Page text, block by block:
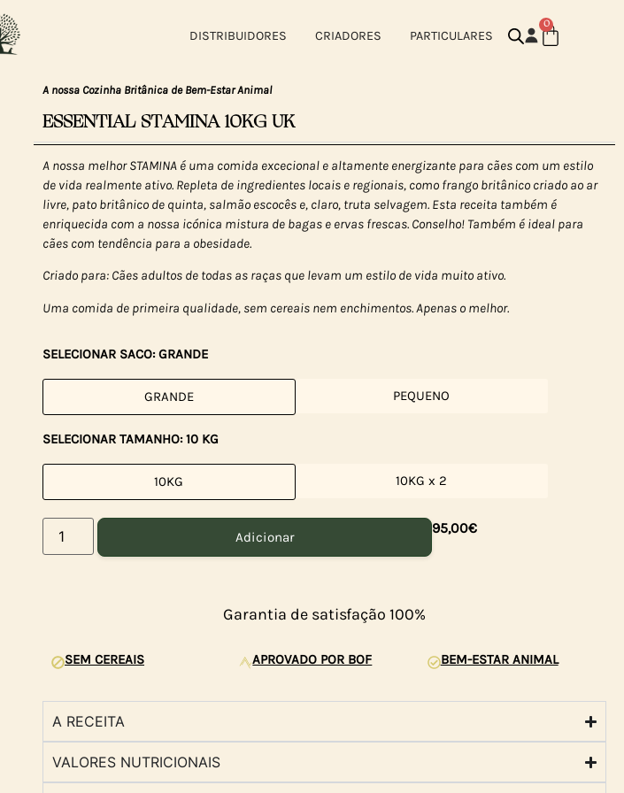
DISTRIBUIDORES CRIADORES PARTICULARES
0
A nossa Cozinha Britânica de Bem-Estar Animal
ESSENTIAL STAMINA 10KG UK
A nossa melhor STAMINA é uma comida excecional e altamente energizante para cães com um estilo
de vida realmente ativo. Repleta de ingredientes locais e regionais, como frango britânico criado ao ar
livre, pato britânico de quinta, salmão escocês e, claro, truta selvagem. Esta receita também é
enriquecida com a nossa icónica mistura de bagas e ervas frescas. Conselho! Também é ideal para
cães com tendência para a obesidade.
Criado para: Cães adultos de todas as raças que levam um estilo de vida muito ativo.
Uma comida de primeira qualidade, sem cereais nem enchimentos. Apenas o melhor.
SELECIONAR SACO: GRANDE
GRANDE PEQUENO
SELECIONAR TAMANHO: 10 KG
10KG 10KG x 2
Adicionar
95,00€
Garantia de satisfação 100%
SEM CEREAIS APROVADO POR BOF BEM-ESTAR ANIMAL
A RECEITA
VALORES NUTRICIONAIS